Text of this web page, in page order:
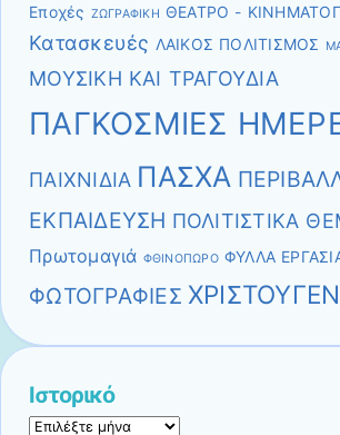
Εποχές ΖΩΓΡΑΦΙΚΗ ΘΕΑΤΡΟ -
Κατασκευές ΛΑΙΚΟΣ ΠΟΛΙΤΙΣΜΟΣ
ΜΟΥΣΙΚΗ ΚΑΙ ΤΡΑΓΟΥΔΙΑ
ΠΑΓΚΟΣΜΙΕΣ
ΠΑΙΧΝΙΔΙΑ ΠΑΣΧΑ
ΕΚΠΑΙΔΕΥΣΗ ΠΟΛΙΤΙΣΤΙΚΑ
Πρωτομαγιά ΦΘΙΝΟΠΩΡΟ ΦΥΛΛΑ
ΦΩΤΟΓΡΑΦΙΕΣ
Ιστορικό
Ιστορικό